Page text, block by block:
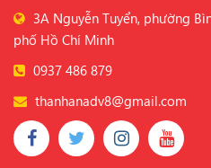
3A Nguyễn Tuyển, phường
phố Hồ Chí Minh
0937 486 879
thanhanadv8@gmail.com